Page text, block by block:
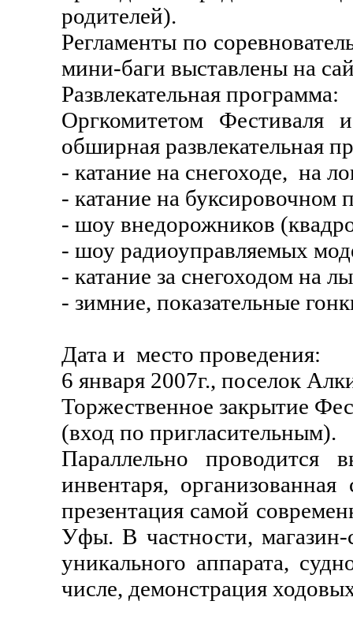
родителей).
Регламенты по
мини-баги выставлены на
Развлекательная программа:
Оргкомитетом Фестиваля
обширная развлекательная
- катание на снегоходе, на
- катание на буксировочном
- шоу внедорожников
- шоу радиоуправляемых
- катание за снегоходом на
- зимние, показательные
Дата и место проведения:
6 января 2007г., поселок
Торжественное закрытие
(вход по пригласительным).
Параллельно проводится
инвентаря,
презентация самой
Уфы. В частности, магазин-
уникального аппарата,
числе, демонстрация